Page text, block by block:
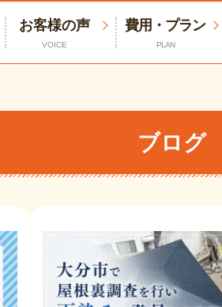
お客様の声
VOICE
費用・プラン
PLAN
ブログ